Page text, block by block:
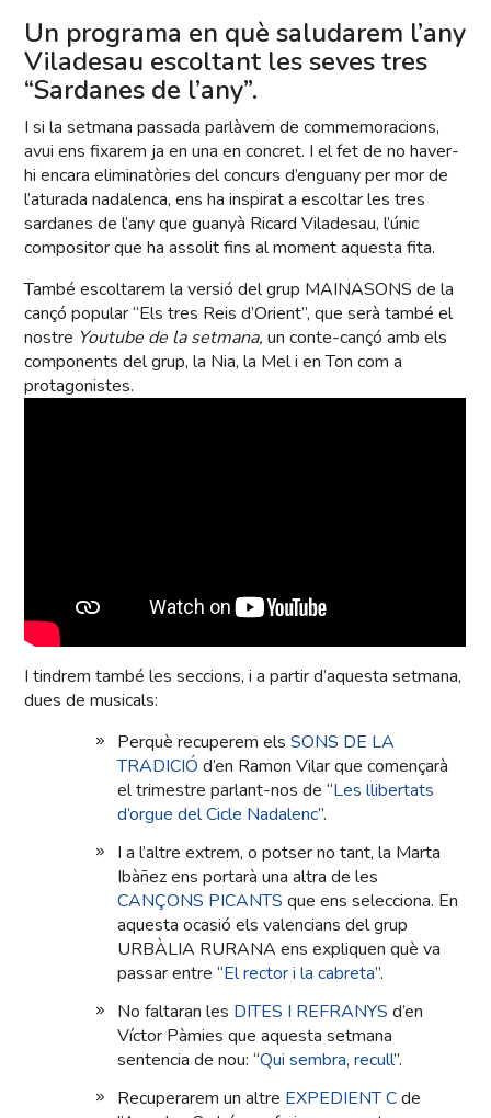
Un programa en què saludarem l’any
Viladesau escoltant les seves tres
“Sardanes de l’any”.
I si la setmana passada parlàvem de commemoracions,
avui ens fixarem ja en una en concret. I el fet de no haver-
hi encara eliminatòries del concurs d’enguany per mor de
l’aturada nadalenca, ens ha inspirat a escoltar les tres
sardanes de l’any que guanyà Ricard Viladesau, l’únic
compositor que ha assolit fins al moment aquesta fita.
També escoltarem la versió del grup MAINASONS de la
cançó popular “Els tres Reis d’Orient”, que serà també el
nostre Youtube de la setmana,un conte-cançó amb els
components del grup, la Nia, la Mel i en Ton com a
protagonistes.
I tindrem també les seccions, i a partir d’aquesta setmana,
dues de musicals:
Perquè recuperem elsSONS DE LA
TRADICIÓ d’en Ramon Vilar que començarà
el trimestre parlant-nos de “Les llibertats
d’orgue del Cicle Nadalenc”.
I a l’altre extrem, o potser no tant, la Marta
Ibàñez ens portarà una altra de les
CANÇONS PICANTS que ens selecciona. En
aquesta ocasió els valencians del grup
URBÀLIA RURANA ens expliquen què va
passar entre “El rector i la cabreta”.
No faltaran les DITES I REFRANYS d’en
Víctor Pàmies que aquesta setmana
sentencia de nou: “Qui sembra, recull”.
Recuperarem un altre EXPEDIENT Cde